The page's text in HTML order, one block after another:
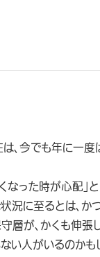
、今でも年に一度
った時が心配」
況に至るとは、か
層が、かくも伸張
人がいるのかも